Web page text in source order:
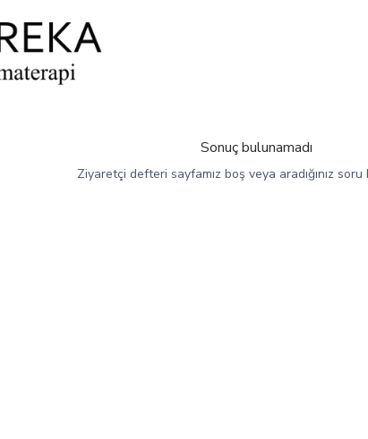
Sonuç bulunamadı
Ziyaretçi defteri sayfamız boş veya aradığınız soru